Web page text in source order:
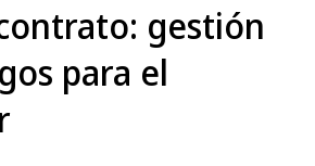
gestión
para el